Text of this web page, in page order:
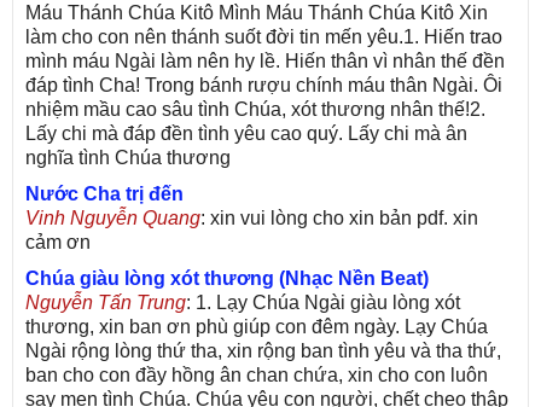
Máu Thánh Chúa Kitô Mình Máu Thánh Chúa Kitô Xin
làm cho con nên thánh suốt đời tin mến yêu.1. Hiến trao
mình máu Ngài làm nên hy lề. Hiến thân vì nhân thế đền
đáp tình Cha! Trong bánh rượu chính máu thân Ngài. Ôi
nhiệm mầu cao sâu tình Chúa, xót thương nhân thế!2.
Lấy chi mà đáp đền tình yêu cao quý. Lấy chi mà ân
nghĩa tình Chúa thương
Nước Cha trị đến
Vinh Nguyễn Quang: xin vui lòng cho xin bản pdf. xin
cảm ơn
Chúa giàu lòng xót thương (Nhạc Nền Beat)
Nguyễn Tấn Trung: 1. Lạy Chúa Ngài giàu lòng xót
thương, xin ban ơn phù giúp con đêm ngày. Lạy Chúa
Ngài rộng lòng thứ tha, xin rộng ban tình yêu và tha thứ,
ban cho con đầy hồng ân chan chứa, xin cho con luôn
say men tình Chúa. Chúa yêu con người, chết cheo thập